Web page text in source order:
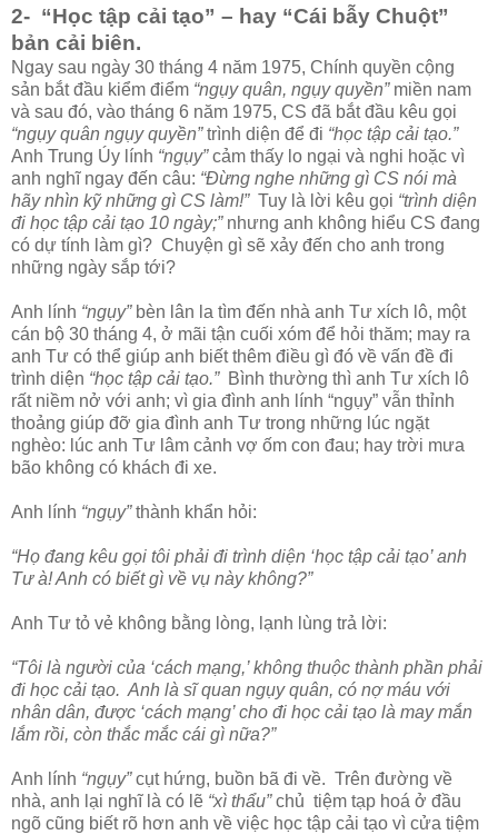
2- “Học tập cải tạo” – hay “Cái bẫy Chuột”
bản cải biên.
Ngay sau ngày 30 tháng 4 năm 1975, Chính quyền cộng
sản bắt đầu kiểm điểm “ngụy quân, ngụy quyền”miền nam
và sau đó, vào tháng 6 năm 1975, CS đã bắt đầu kêu gọi
“ngụy quân ngụy quyền”trình diện để đi “học tập cải tạo.”
Anh Trung Úy lính “ngụy”cảm thấy lo ngại và nghi hoặc vì
anh nghĩ ngay đến câu: “Đừng nghe những gì CS nói mà
hãy nhìn kỹ những gì CS làm!” Tuy là lời kêu gọi “trình diện
đi học tập cải tạo 10 ngày;”nhưng anh không hiểu CS đang
có dự tính làm gì? Chuyện gì sẽ xảy đến cho anh trong
những ngày sắp tới?
Anh lính “ngụy”bèn lân la tìm đến nhà anh Tư xích lô, một
cán bộ 30 tháng 4, ở mãi tận cuối xóm để hỏi thăm; may ra
anh Tư có thể giúp anh biết thêm điều gì đó về vấn đề đi
trình diện “học tập cải tạo.”Bình thường thì anh Tư xích lô
rất niềm nở với anh; vì gia đình anh lính “ngụy” vẫn thỉnh
thoảng giúp đỡ gia đình anh Tư trong những lúc ngặt
nghèo: lúc anh Tư lâm cảnh vợ ốm con đau; hay trời mưa
bão không có khách đi xe.
Anh lính “ngụy”thành khẩn hỏi:
“Họ đang kêu gọi tôi phải đi trình diện ‘học tập cải tạo’ anh
Tư à! Anh có biết gì về vụ này không?”
Anh Tư tỏ vẻ không bằng lòng, lạnh lùng trả lời:
“Tôi là người của ‘cách mạng,’ không thuộc thành phần phải
đi học cải tạo. Anh là sĩ quan ngụy quân, có nợ máu với
nhân dân, được ‘cách mạng’ cho đi học cải tạo là may mắn
lắm rồi, còn thắc mắc cái gì nữa?”
Anh lính “ngụy”cụt hứng, buồn bã đi về. Trên đường về
nhà, anh lại nghĩ là có lẽ “xì thẩu”chủ tiệm tạp hoá ở đầu
ngõ cũng biết rõ hơn anh về việc học tập cải tạo vì cửa tiệm